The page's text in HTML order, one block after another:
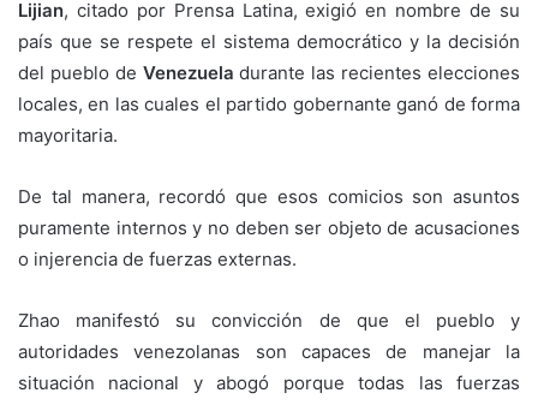
Lijian, citado por Prensa Latina, exigió en nombre de su
país que se respete el sistema democrático y la decisión
del pueblo de Venezuela durante las recientes elecciones
locales, en las cuales el partido gobernante ganó de forma
mayoritaria.
De tal manera, recordó que esos comicios son asuntos
puramente internos y no deben ser objeto de acusaciones
o injerencia de fuerzas externas.
Zhao manifestó su convicción de que el pueblo y
autoridades venezolanas son capaces de manejar la
situación nacional y abogó porque todas las fuerzas